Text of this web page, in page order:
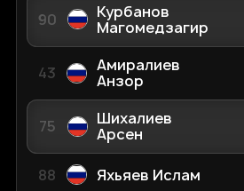
90
Курбанов
Магомедзагир
43
Амиралиев
Анзор
75
Шихалиев
Арсен
88 Яхьяев Ислам